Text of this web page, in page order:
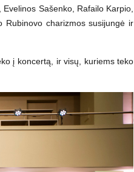
Sašenko, Rafailo Karpio,
Rubinovo charizmos susijungė ir
į koncertą, ir visų, kuriems teko